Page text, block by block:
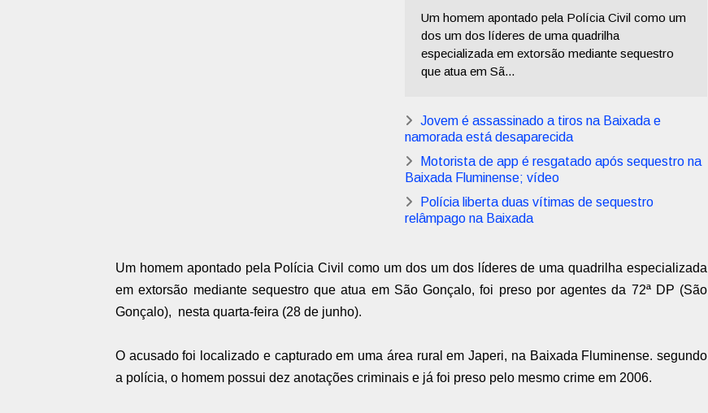
Um homem apontado pela Polícia Civil como um
dos um dos líderes de uma quadrilha
especializada em extorsão mediante sequestro
que atua em Sã...
Jovem é assassinado a tiros na Baixada e
namorada está desaparecida
Motorista de app é resgatado após sequestro na
Baixada Fluminense; vídeo
Polícia liberta duas vítimas de sequestro
relâmpago na Baixada
Um homem apontado pela Polícia Civil como um dos um dos líderes de uma quadrilha especializada
em extorsão mediante sequestro que atua em São Gonçalo, foi preso por agentes da 72ª DP (São
Gonçalo), nesta quarta-feira (28 de junho).
O acusado foi localizado e capturado em uma área rural em Japeri, na Baixada Fluminense. segundo
a polícia, o homem possui dez anotações criminais e já foi preso pelo mesmo crime em 2006.